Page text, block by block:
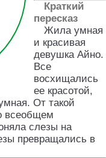
Краткий
пересказ
Жила умная
и красивая
девушка Айно.
Все
восхищались
ее красотой,
От такой
всеобщем
слезы на
превращались в